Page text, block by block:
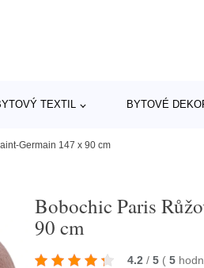
TEXTIL BYTOVÉ
Germain 147 x 90 cm
Bobochic Paris
90 cm
4.2 / 5 ( 5